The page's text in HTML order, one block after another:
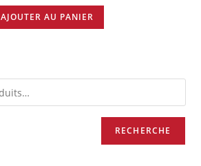
AJOUTER AU PANIER
RECHERCHE